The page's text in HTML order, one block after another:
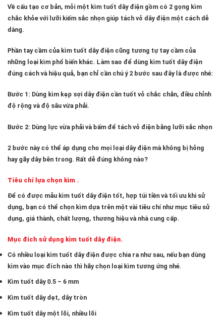
Về cấu tạo cơ bản, mỗi một kìm tuốt dây điện gồm có 2 gọng kìm
chắc khỏe với lưỡi kiếm sắc nhọn giúp tách vỏ dây điện một cách dễ
dàng.
Phần tay cầm của kìm tuốt dây điện cũng tương tự tay cầm của
những loại kìm phổ biến khác. Làm sao để dùng kìm tuốt dây điện
đúng cách và hiệu quả, bạn chỉ cần chú ý 2 bước sau đây là được nhé:
Bước 1: Dùng kìm kẹp sợi dây điện cần tuốt vỏ chắc chắn, điều chỉnh
độ rộng và độ sâu vừa phải.
Bước 2: Dùng lực vừa phải và bấm để tách vỏ điện bằng lưỡi sắc nhọn
2 bước này có thể áp dụng cho mọi loại dây điện mà không bị hỏng
hay gãy dây bên trong. Rất dễ đúng không nào?
Tiêu chí lựa chọn kìm .
Để có được mẫu kìm tuốt dây điện tốt, hợp túi tiền và tối ưu khi sử
dụng, bạn có thể chọn kìm dựa trên một vài tiêu chí như mục tiêu sử
dụng, giá thành, chất lượng, thương hiệu và nhà cung cấp.
Mục đích sử dụng kìm tuốt dây điện.
Có nhiều loại kìm tuốt dây điện được chia ra như sau, nếu bạn dùng
kìm vào mục đích nào thì hãy chọn loại kìm tương ứng nhé.
Kìm tuốt dây 0.5 – 6 mm
Kìm tuốt dây dẹt, dây tròn
Kìm tuốt dây một lõi, nhiều lõi